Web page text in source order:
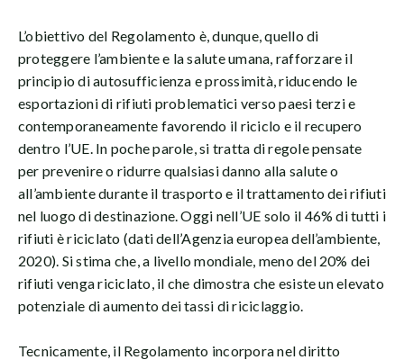
L’obiettivo del Regolamento è, dunque, quello di
proteggere l’ambiente e la salute umana, rafforzare il
principio di autosufficienza e prossimità, riducendo le
esportazioni di rifiuti problematici verso paesi terzi e
contemporaneamente favorendo il riciclo e il recupero
dentro l’UE. In poche parole, si tratta di regole pensate
per prevenire o ridurre qualsiasi danno alla salute o
all’ambiente durante il trasporto e il trattamento dei rifiuti
nel luogo di destinazione. Oggi nell’UE solo il 46% di tutti i
rifiuti è riciclato (dati dell’Agenzia europea dell’ambiente,
2020). Si stima che, a livello mondiale, meno del 20% dei
rifiuti venga riciclato, il che dimostra che esiste un elevato
potenziale di aumento dei tassi di riciclaggio.
Tecnicamente, il Regolamento incorpora nel diritto